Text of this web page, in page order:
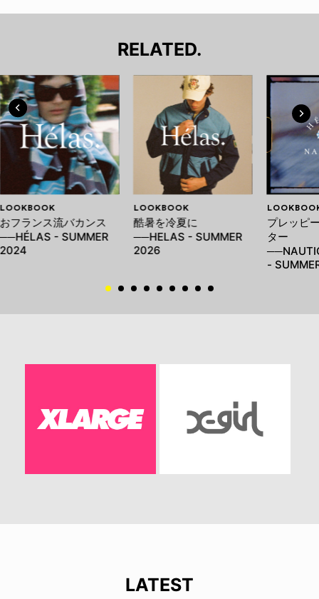
RELATED.
LOOKBOOK
おフランス流バカンス
──HÉLAS - SUMMER
2024
LOOKBOOK
酷暑を冷夏に
──HELAS - SUMMER
2026
プレッピ
ター
-
LATEST